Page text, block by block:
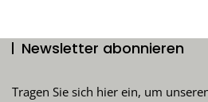
Newsletter abonnieren
Tragen Sie sich hier ein, um